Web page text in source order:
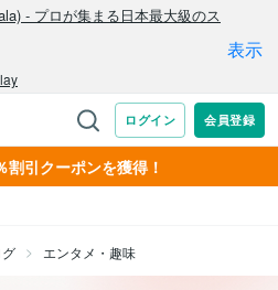
割引クーポンを獲得！
エンタメ・趣味